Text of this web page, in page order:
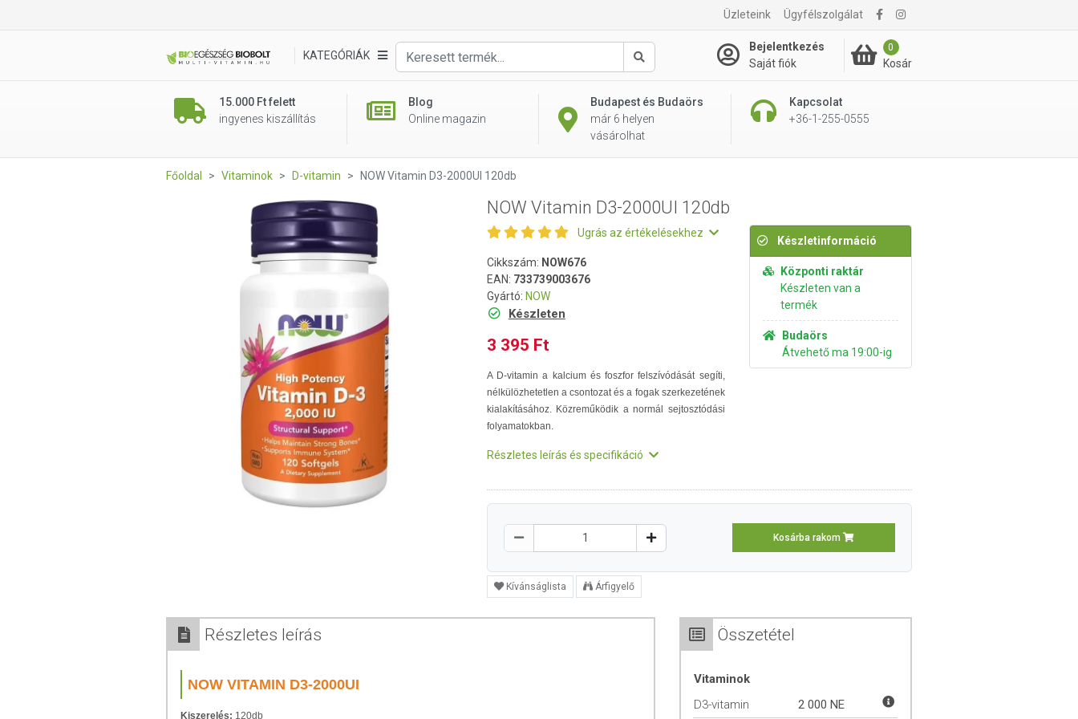
Üzleteink Ügyfélszolgálat
KATEGÓRIÁK
Keresés
Bejelentkezés
Saját fiók
0
Kosár
15.000 Ft felett
ingyenes kiszállítás
Blog
Online magazin
Budapest és Budaörs
már 6 helyen
vásárolhat
Kapcsolat
+36-1-255-0555
3 395 Ft Kosárba rakom
Főoldal Vitaminok D-vitamin NOW Vitamin D3-2000UI 120db
NOW Vitamin D3-2000UI 120db
Ugrás az értékelésekhez
Cikkszám: NOW676
EAN: 733739003676
Gyártó: NOW
Készleten
3 395 Ft
A D-vitamin a kalcium és foszfor felszívódását segíti,
nélkülözhetetlen a csontozat és a fogak szerkezetének
kialakításához. Közreműködik a normál sejtosztódási
folyamatokban.
Részletes leírás és specifikáció
Készletinformáció
Központi raktár
Készleten van a
termék
Budaörs
Átvehető ma 19:00-ig
Kosárba rakom
Kívánságlista Árfigyelő
Részletes leírás
NOW VITAMIN D3-2000UI
Kiszerelés: 120db
Összetétel
Vitaminok
D3-vitamin
2 000 NE